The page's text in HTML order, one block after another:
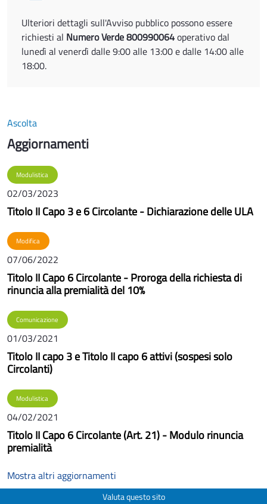
Ulteriori dettagli sull'Avviso pubblico possono essere
richiesti al Numero Verde 800990064operativo dal
lunedì al venerdì dalle 9:00 alle 13:00 e dalle 14:00 alle
18:00.
Ascolta
Aggiornamenti
Modulistica
02/03/2023
Titolo II Capo 3 e 6 Circolante - Dichiarazione delle ULA
Modifica
07/06/2022
Titolo II Capo 6 Circolante - Proroga della richiesta di
rinuncia alla premialità del 10%
Comunicazione
01/03/2021
Titolo II capo 3 e Titolo II capo 6 attivi (sospesi solo
Circolanti)
Modulistica
04/02/2021
Titolo II Capo 6 Circolante (Art. 21) - Modulo rinuncia
premialità
Mostra altri aggiornamenti
Valuta questo sito